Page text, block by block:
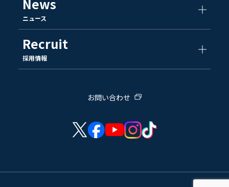
News
ニュース
Recruit
採用情報
お問い合わせ